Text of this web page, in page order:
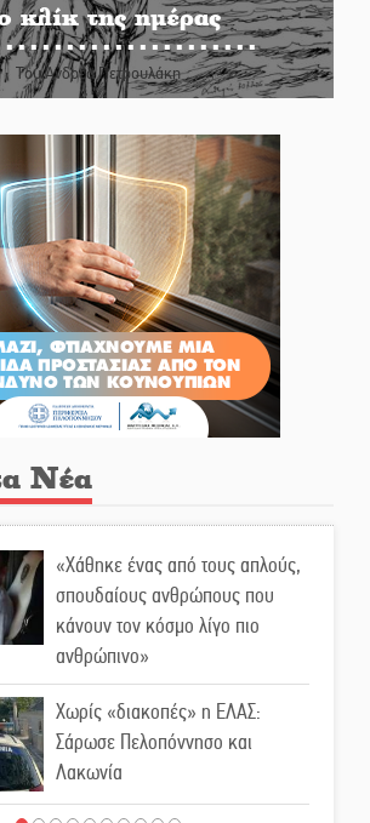
κλίκ της ημέρας
Του Ανδρέα Πετρουλάκη
Νέα
«Χάθηκε ένας από τους απλούς,
σπουδαίους ανθρώπους που
κάνουν τον κόσμο λίγο πιο
ανθρώπινο»
Χωρίς «διακοπές» η ΕΛΑΣ:
Σάρωσε Πελοπόννησο και
Λακωνία